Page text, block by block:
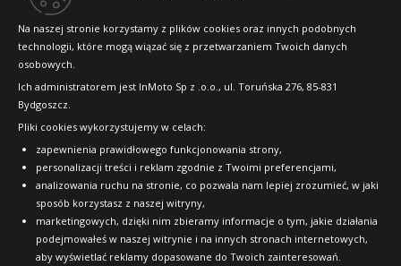
Na naszej stronie korzystamy z plików cookies oraz innych podobnych
technologii, które mogą wiązać się z przetwarzaniem Twoich danych
osobowych.
Ich administratorem jest InMoto Sp z .o.o., ul. Toruńska 276, 85-831
Bydgoszcz.
Pliki cookies wykorzystujemy w celach:
zapewnienia prawidłowego funkcjonowania strony,
personalizacji treści i reklam zgodnie z Twoimi preferencjami,
analizowania ruchu na stronie, co pozwala nam lepiej zrozumieć, w jaki
sposób korzystasz z naszej witryny,
marketingowych, dzięki nim zbieramy informacje o tym, jakie działania
podejmowałeś w naszej witrynie i na innych stronach internetowych,
aby wyświetlać reklamy dopasowane do Twoich zainteresowań.
Raty
FAQ
OFICJALNY PARTNER